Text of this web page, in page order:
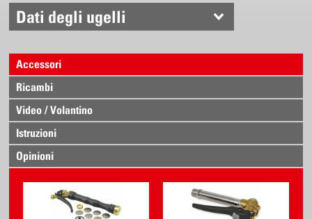
Dati degli ugelli
Accessori
Ricambi
Video / Volantino
Istruzioni
Opinioni